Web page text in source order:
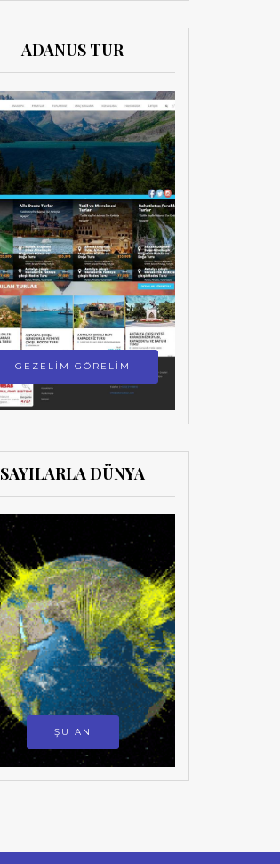
ADANUS TUR
GEZELİM GÖRELİM
SAYILARLA DÜNYA
ŞU AN